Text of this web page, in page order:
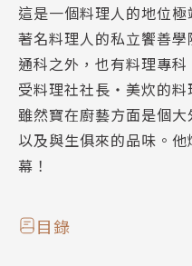
這是一個料理人的地位
著名料理人的私立饗善
通科之外，也有料理專
受料理社社長‧美炊的料
雖然寶在廚藝方面是個
以及與生俱來的品味。
幕！
目錄